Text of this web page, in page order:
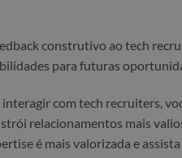
construtivo ao tech
para futuras
com tech recruiters,
relacionamentos mais
é mais valorizada e assista